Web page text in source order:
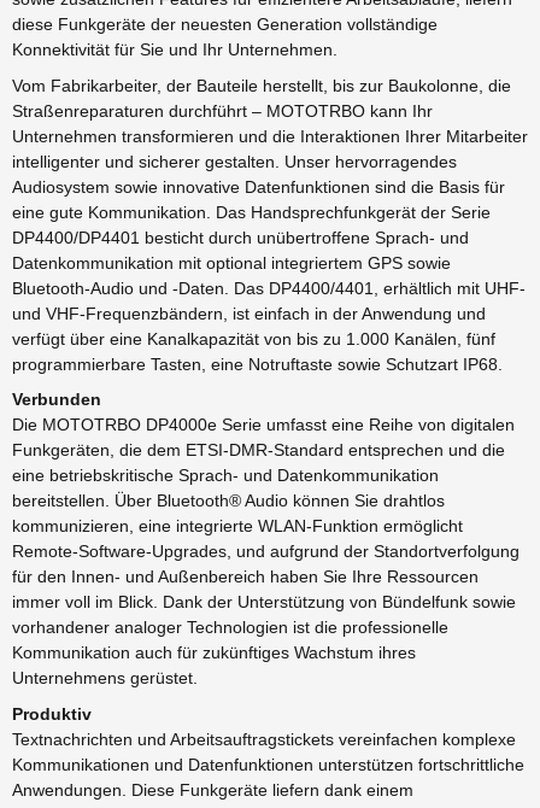
diese Funkgeräte der neuesten Generation vollständige
Konnektivität für Sie und Ihr Unternehmen.
Vom Fabrikarbeiter, der Bauteile herstellt, bis zur Baukolonne, die
Straßenreparaturen durchführt – MOTOTRBO kann Ihr
Unternehmen transformieren und die Interaktionen Ihrer Mitarbeiter
intelligenter und sicherer gestalten. Unser hervorragendes
Audiosystem sowie innovative Datenfunktionen sind die Basis für
eine gute Kommunikation. Das Handsprechfunkgerät der Serie
DP4400/DP4401 besticht durch unübertroffene Sprach- und
Datenkommunikation mit optional integriertem GPS sowie
Bluetooth-Audio und -Daten. Das DP4400/4401, erhältlich mit UHF-
und VHF-Frequenzbändern, ist einfach in der Anwendung und
verfügt über eine Kanalkapazität von bis zu 1.000 Kanälen, fünf
programmierbare Tasten, eine Notruftaste sowie Schutzart IP68.
Verbunden
Die MOTOTRBO DP4000e Serie umfasst eine Reihe von digitalen
Funkgeräten, die dem ETSI-DMR-Standard entsprechen und die
eine betriebskritische Sprach- und Datenkommunikation
bereitstellen. Über Bluetooth® Audio können Sie drahtlos
kommunizieren, eine integrierte WLAN-Funktion ermöglicht
Remote-Software-Upgrades, und aufgrund der Standortverfolgung
für den Innen- und Außenbereich haben Sie Ihre Ressourcen
immer voll im Blick. Dank der Unterstützung von Bündelfunk sowie
vorhandener analoger Technologien ist die professionelle
Kommunikation auch für zukünftiges Wachstum ihres
Unternehmens gerüstet.
Produktiv
Textnachrichten und Arbeitsauftragstickets vereinfachen komplexe
Kommunikationen und Datenfunktionen unterstützen fortschrittliche
Anwendungen. Diese Funkgeräte liefern dank einem